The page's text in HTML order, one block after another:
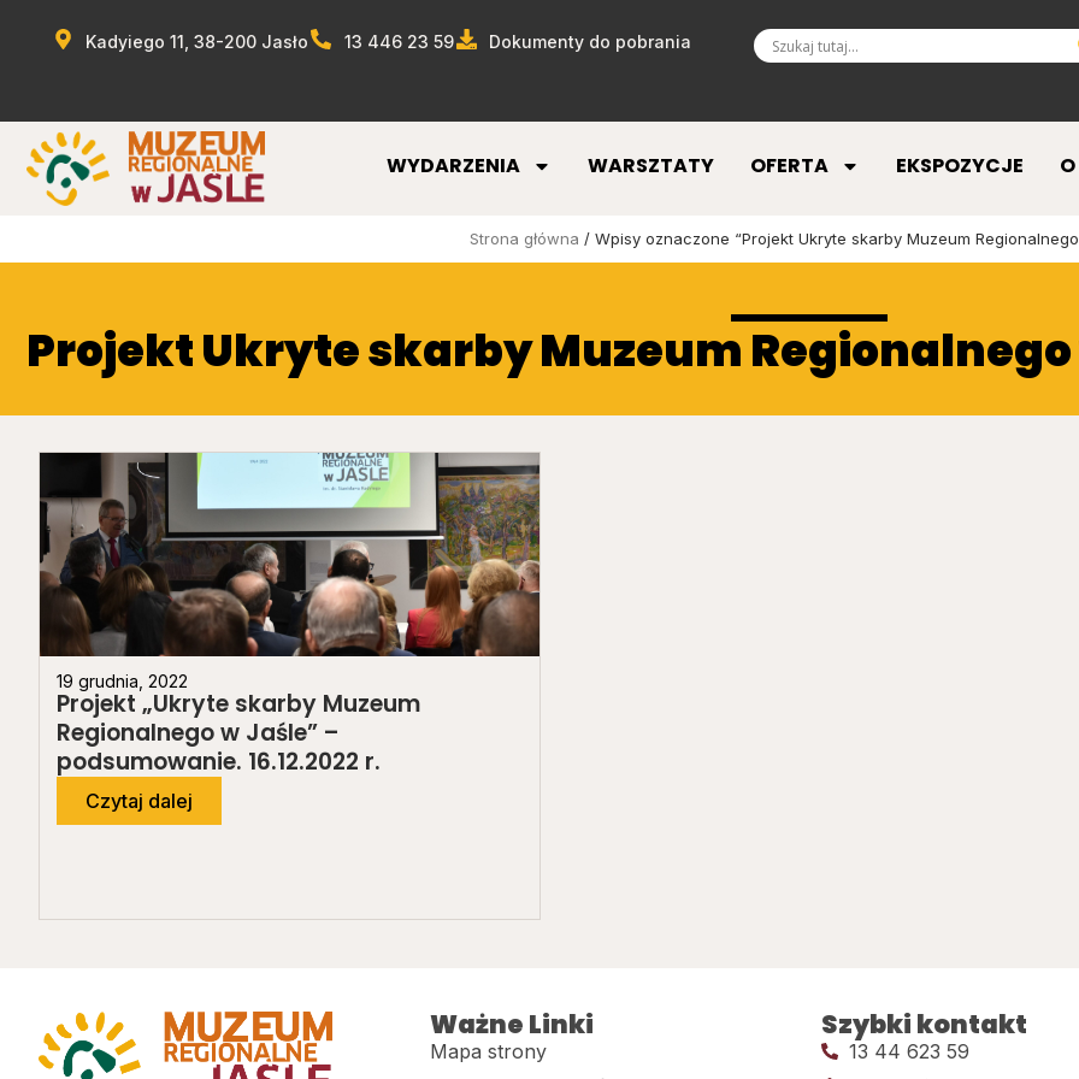
Kadyiego 11, 38-200 Jasło 13 446 23 59 Dokumenty do pobrania
WYDARZENIA WARSZTATY OFERTA EKSPOZYCJE
Strona główna / Wpisy oznaczone “Projekt Ukryte skarby Muzeum
Projekt Ukryte skarby Muzeum Regionalnego
19 grudnia, 2022
Projekt „Ukryte skarby Muzeum
Regionalnego w Jaśle” –
podsumowanie. 16.12.2022 r.
Czytaj dalej
Ważne Linki
Mapa strony
Szybki kontakt
13 44 623 59